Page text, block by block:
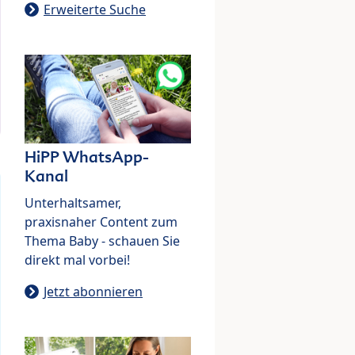
Erweiterte Suche
HiPP WhatsApp-
Kanal
Unterhaltsamer,
praxisnaher Content zum
Thema Baby - schauen Sie
direkt mal vorbei!
Jetzt abonnieren